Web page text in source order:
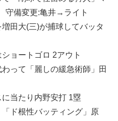
守備変更:亀井→ライト
田大(三)が捕球してバッタ
ョートゴロ 2アウト
って「麗しの緩急術師」田
当たり内野安打 1塁
ド根性バッティング」原